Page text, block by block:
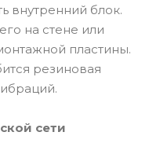
внутренний блок.
на стене или
пластины.
резиновая
сети